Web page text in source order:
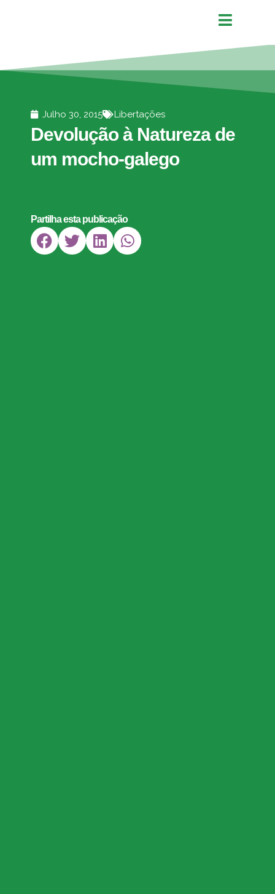
Julho 30, 2015 Libertações
Devolução à Natureza de
um mocho-galego
Partilha esta publicação